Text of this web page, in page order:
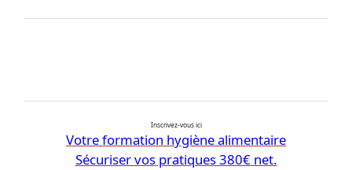
Inscrivez-vous ici
Votre formation hygiène alimentaire
Sécuriser vos pratiques 380€ net.